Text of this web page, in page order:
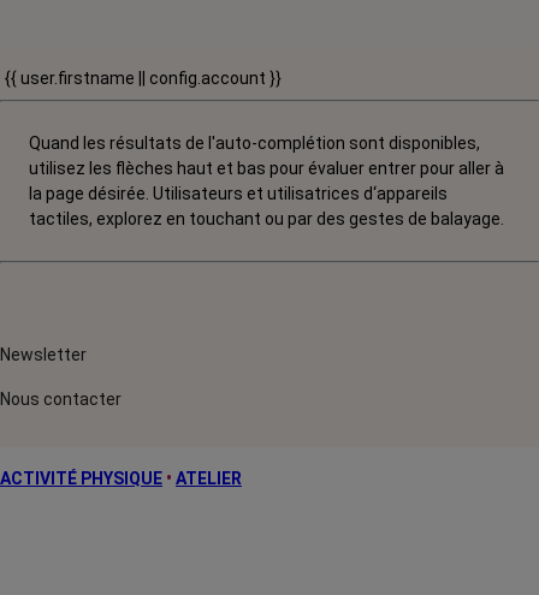
{{ user.firstname || config.account }}
Quand les résultats de l'auto-complétion sont disponibles,
utilisez les flèches haut et bas pour évaluer entrer pour aller à
la page désirée. Utilisateurs et utilisatrices d‘appareils
tactiles, explorez en touchant ou par des gestes de balayage.
Newsletter
Nous contacter
ACTIVITÉ PHYSIQUE • ATELIER